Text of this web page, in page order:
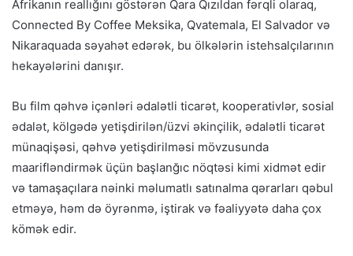
Afrikanın reallığını göstərən Qara Qızıldan fərqli olaraq,
Connected By Coffee Meksika, Qvatemala, El Salvador və
Nikaraquada səyahət edərək, bu ölkələrin istehsalçılarının
hekayələrini danışır.
Bu film qəhvə içənləri ədalətli ticarət, kooperativlər, sosial
ədalət, kölgədə yetişdirilən/üzvi əkinçilik, ədalətli ticarət
münaqişəsi, qəhvə yetişdirilməsi mövzusunda
maarifləndirmək üçün başlanğıc nöqtəsi kimi xidmət edir
və tamaşaçılara nəinki məlumatlı satınalma qərarları qəbul
etməyə, həm də öyrənmə, iştirak və fəaliyyətə daha çox
kömək edir.